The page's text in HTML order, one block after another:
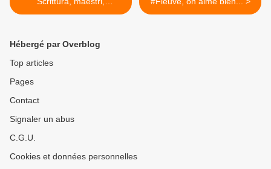
riflessioni...
Hébergé par Overblog
Top articles
Pages
Contact
Signaler un abus
C.G.U.
Cookies et données personnelles